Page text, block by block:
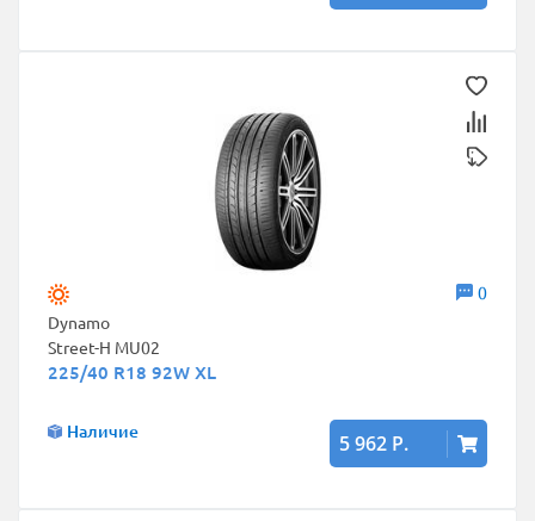
0
Dynamo
Street-H MU02
225/40 R18 92W XL
Наличие 5 962 Р.